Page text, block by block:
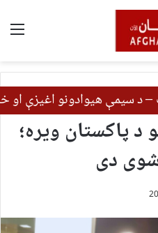
د سیمې هیوادونو اغیزې او
د پاکستان ویره؛
دی